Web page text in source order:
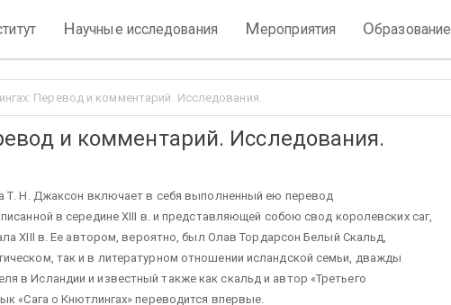
Научные исследования Мероприятия Образование
Перевод и комментарий. Исследования.
и комментарий. Исследования.
Т. Н. Джаксон включает в себя выполненный ею перевод
в середине XIII в. и представляющей собою свод королевских саг,
XIII в. Ее автором, вероятно, был Олав Тордарсон Белый Скальд,
так и в литературном отношении исландской семьи, дважды
в Исландии и известный также как скальд и автор «Третьего
«Сага о Кнютлингах» переводится впервые.